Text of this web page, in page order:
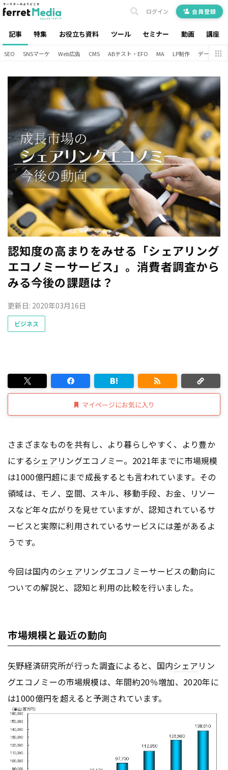
記事 特集 お役立ち資料 ツール セミナー 動画 講座
ログイン 会員登録
SEO SNSマーケ Web広告 CMS ABテスト・EFO MA LP制作 データ分析
認知度の高まりをみせる「シェアリング
エコノミーサービス」。消費者調査から
みる今後の課題は？
更新日: 2020年03月16日
ビジネス
マイページにお気に入り
さまざまなものを共有し、より暮らしやすく、より豊か
にするシェアリングエコノミー。2021年までに市場規模
は1000億円超にまで成長するとも言われています。その
領域は、モノ、空間、スキル、移動手段、お金、リソー
スなど年々広がりを見せていますが、認知されているサ
ービスと実際に利用されているサービスには差があるよ
うです。
今回は国内のシェアリングエコノミーサービスの動向に
ついての解説と、認知と利用の比較を行いました。
市場規模と最近の動向
矢野経済研究所が行った調査によると、国内シェアリン
グエコノミーの市場規模は、年間約20％増加、2020年に
は1000億円を超えると予測されています。